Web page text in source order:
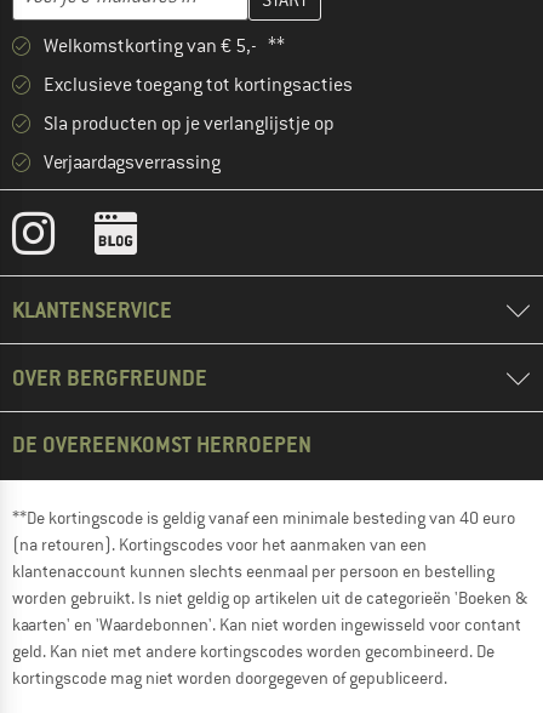
Welkomstkorting van € 5,- **
Exclusieve toegang tot kortingsacties
Sla producten op je verlanglijstje op
Verjaardagsverrassing
KLANTENSERVICE
OVER BERGFREUNDE
DE OVEREENKOMST HERROEPEN
**De kortingscode is geldig vanaf een minimale besteding van 40 euro
(na retouren). Kortingscodes voor het aanmaken van een
klantenaccount kunnen slechts eenmaal per persoon en bestelling
worden gebruikt. Is niet geldig op artikelen uit de categorieën 'Boeken &
kaarten' en 'Waardebonnen'. Kan niet worden ingewisseld voor contant
geld. Kan niet met andere kortingscodes worden gecombineerd. De
kortingscode mag niet worden doorgegeven of gepubliceerd.